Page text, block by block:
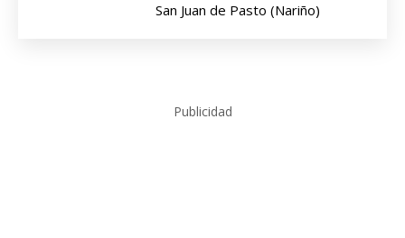
San Juan de Pasto (Nariño)
Publicidad